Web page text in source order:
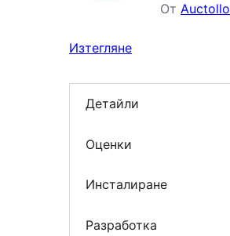
От Auctollo
Изтегляне
Детайли
Оценки
Инсталиране
Разработка